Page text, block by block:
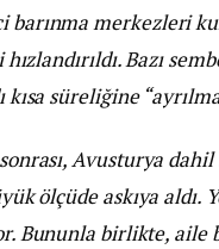
merkezleri
Bazı
süreliğine
Avusturya
ölçüde askıya aldı.
Bununla birlikte,